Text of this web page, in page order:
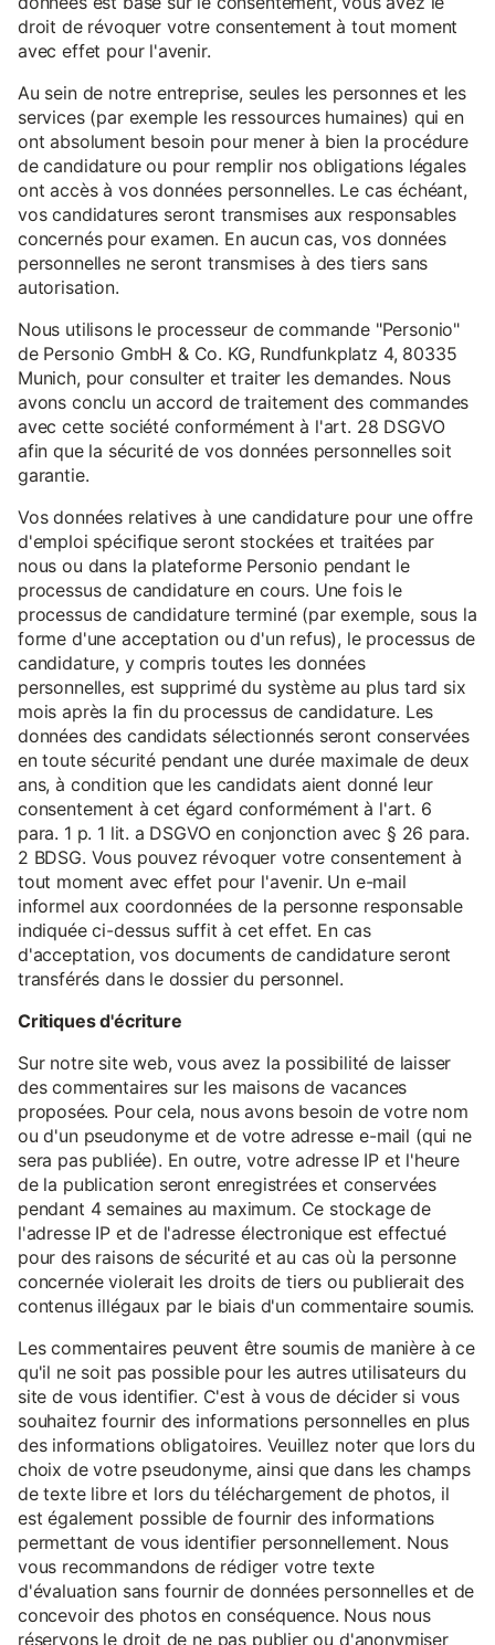
droit de révoquer votre consentement à tout moment
avec effet pour l'avenir.
Au sein de notre entreprise, seules les personnes et les
services (par exemple les ressources humaines) qui en
ont absolument besoin pour mener à bien la procédure
de candidature ou pour remplir nos obligations légales
ont accès à vos données personnelles. Le cas échéant,
vos candidatures seront transmises aux responsables
concernés pour examen. En aucun cas, vos données
personnelles ne seront transmises à des tiers sans
autorisation.
Nous utilisons le processeur de commande "Personio"
de Personio GmbH & Co. KG, Rundfunkplatz 4, 80335
Munich, pour consulter et traiter les demandes. Nous
avons conclu un accord de traitement des commandes
avec cette société conformément à l'art. 28 DSGVO
afin que la sécurité de vos données personnelles soit
garantie.
Vos données relatives à une candidature pour une offre
d'emploi spécifique seront stockées et traitées par
nous ou dans la plateforme Personio pendant le
processus de candidature en cours. Une fois le
processus de candidature terminé (par exemple, sous la
forme d'une acceptation ou d'un refus), le processus de
candidature, y compris toutes les données
personnelles, est supprimé du système au plus tard six
mois après la fin du processus de candidature. Les
données des candidats sélectionnés seront conservées
en toute sécurité pendant une durée maximale de deux
ans, à condition que les candidats aient donné leur
consentement à cet égard conformément à l'art. 6
para. 1 p. 1 lit. a DSGVO en conjonction avec § 26 para.
2 BDSG. Vous pouvez révoquer votre consentement à
tout moment avec effet pour l'avenir. Un e-mail
informel aux coordonnées de la personne responsable
indiquée ci-dessus suffit à cet effet. En cas
d'acceptation, vos documents de candidature seront
transférés dans le dossier du personnel.
Critiques d'écriture
Sur notre site web, vous avez la possibilité de laisser
des commentaires sur les maisons de vacances
proposées. Pour cela, nous avons besoin de votre nom
ou d'un pseudonyme et de votre adresse e-mail (qui ne
sera pas publiée). En outre, votre adresse IP et l'heure
de la publication seront enregistrées et conservées
pendant 4 semaines au maximum. Ce stockage de
l'adresse IP et de l'adresse électronique est effectué
pour des raisons de sécurité et au cas où la personne
concernée violerait les droits de tiers ou publierait des
contenus illégaux par le biais d'un commentaire soumis.
Les commentaires peuvent être soumis de manière à ce
qu'il ne soit pas possible pour les autres utilisateurs du
site de vous identifier. C'est à vous de décider si vous
souhaitez fournir des informations personnelles en plus
des informations obligatoires. Veuillez noter que lors du
choix de votre pseudonyme, ainsi que dans les champs
de texte libre et lors du téléchargement de photos, il
est également possible de fournir des informations
permettant de vous identifier personnellement. Nous
vous recommandons de rédiger votre texte
d'évaluation sans fournir de données personnelles et de
concevoir des photos en conséquence. Nous nous
réservons le droit de ne pas publier ou d'anonymiser